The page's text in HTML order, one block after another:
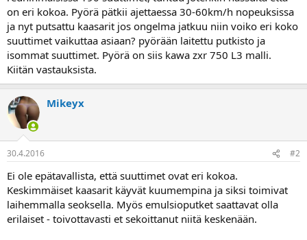
a
l
o
i
t
t
a
a
ä
on eri kokoa. Pyörä pätkii ajettaessa 30-60km/h nopeuksissa
ja nyt putsattu kaasarit jos ongelma jatkuu niin voiko eri koko
suuttimet vaikuttaa asiaan? pyörään laitettu putkisto ja
isommat suuttimet. Pyörä on siis kawa zxr 750 L3 malli.
Kiitän vastauksista.
Mikeyx
30.4.2016 #2
Ei ole epätavallista, että suuttimet ovat eri kokoa.
Keskimmäiset kaasarit käyvät kuumempina ja siksi toimivat
laihemmalla seoksella. Myös emulsioputket saattavat olla
erilaiset - toivottavasti et sekoittanut niitä keskenään.